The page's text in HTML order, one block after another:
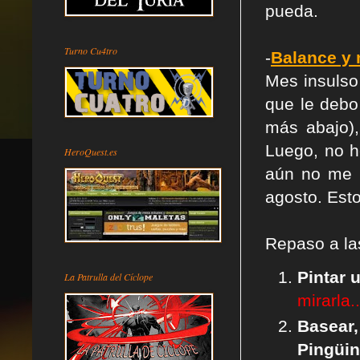
pueda.
-Balance y
Mes
que le
más
Luego, no
aún no me
agosto.
Repaso a
Pintar
Turno Cu4tro
HeroQuest.es
La Patrulla del Cíclope